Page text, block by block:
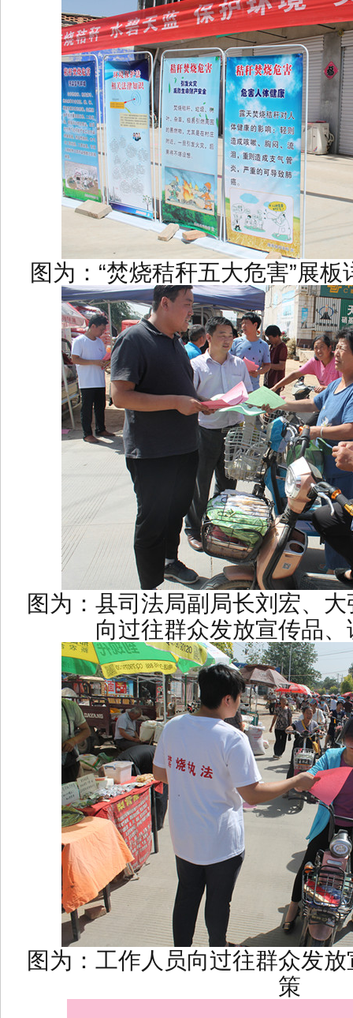
图为：“焚烧秸秆五大危害”展
图为：县司法局副局长刘宏、
向过往群众发放宣传品
图为：工作人员向过往群众发
策